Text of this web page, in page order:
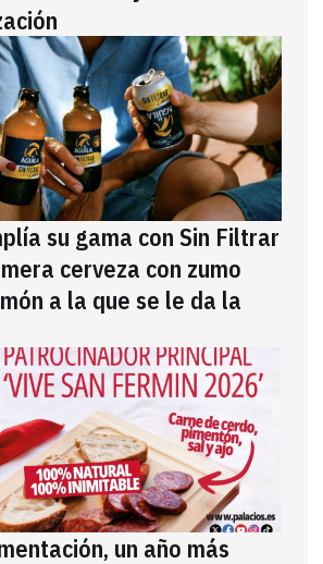
su gama con Sin Filtrar
cerveza con zumo
a la que se le da la
un año más